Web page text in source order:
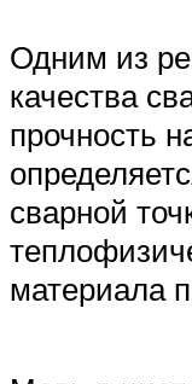
Одним из
качества
прочность
сварной
материала